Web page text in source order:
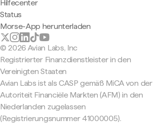
Hilfecenter
Status
Morse-App herunterladen
© 2026 Avian Labs, Inc
Registrierter Finanzdienstleister in den
Vereinigten Staaten
Avian Labs ist als CASP gemäß MiCA von der
Autoriteit Financiële Markten (AFM) in den
Niederlanden zugelassen
(Registrierungsnummer 41000005).